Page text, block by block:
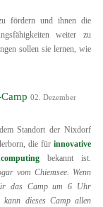
fördern und ihnen die
weiter zu
sollen sie lernen, wie
02. Dezember
Standort der Nixdorf
die für innovative
bekannt ist.
vom Chiemsee. Wenn
das Camp um 6 Uhr
dieses Camp allen